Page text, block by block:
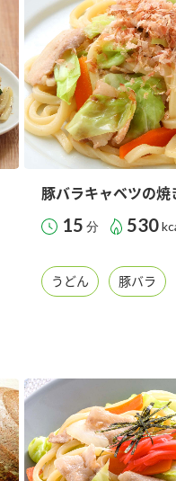
イック調味料 レモン果汁
ミュ
りの
体験
豚バラキャベツの焼
15 分 530
うどん 豚バラ